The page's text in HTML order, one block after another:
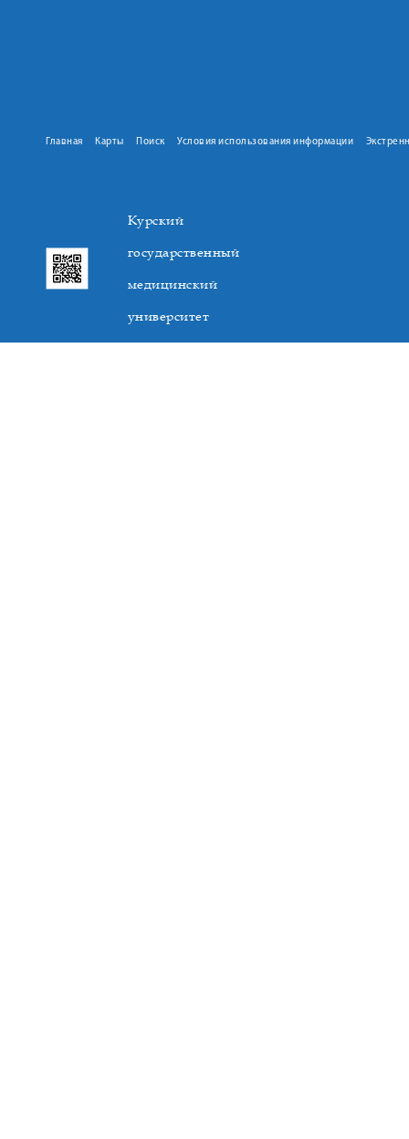
Главная Карты Поиск Условия использования информации
Курский
государственный
медицинский
университет